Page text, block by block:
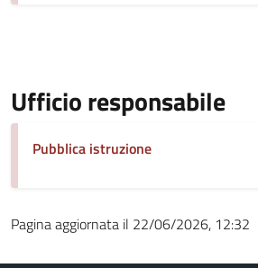
Ufficio responsabile
Pubblica istruzione
Pagina aggiornata il 22/06/2026, 12:32